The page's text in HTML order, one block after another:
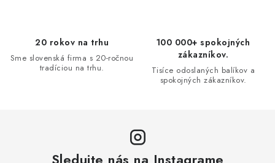
20 rokov na trhu
Sme slovenská firma s 20-ročnou
tradíciou na trhu.
100 000+ spokojných
zákazníkov.
Tisíce odoslaných balíkov a
spokojných zákazníkov.